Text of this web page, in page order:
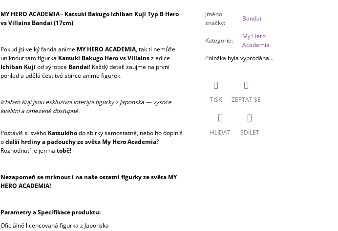
MY HERO ACADEMIA - Katsuki Bakugo Ichiban Kuji Typ B Hero
vs Villains Bandai (17cm)
Pokud jsi velký fanda anime MY HERO ACADEMIA, tak ti nemůže
uniknout tato figurka Katsuki Bakugo Hero vs Villainsz edice
Ichiban Kuji od výrobce Bandai! Každý detail zaujme na první
pohled a udělá čest tvé sbírce anime figurek.
Ichiban Kuji jsou exkluzivní loterijní figurky z Japonska — vysoce
kvalitní a omezeně dostupné.
Postavíš si svého Katsukihodo sbírky samostatně, nebo ho doplníš
odalší hrdiny a padouchy ze světa My Hero Academia?
Rozhodnutí je jen na tobě!
Nezapomeň se mrknout i na naše ostatní figurky ze světa MY
HERO ACADEMIA!
Parametry a Specifikace produktu:
Oficiálně licencovaná figurka z Japonska
Jméno
značky:
Bandai
Kategorie:
My Hero
Academia
Položka byla vyprodána…
TISK ZEPTAT SE
HLÍDAT SDÍLET